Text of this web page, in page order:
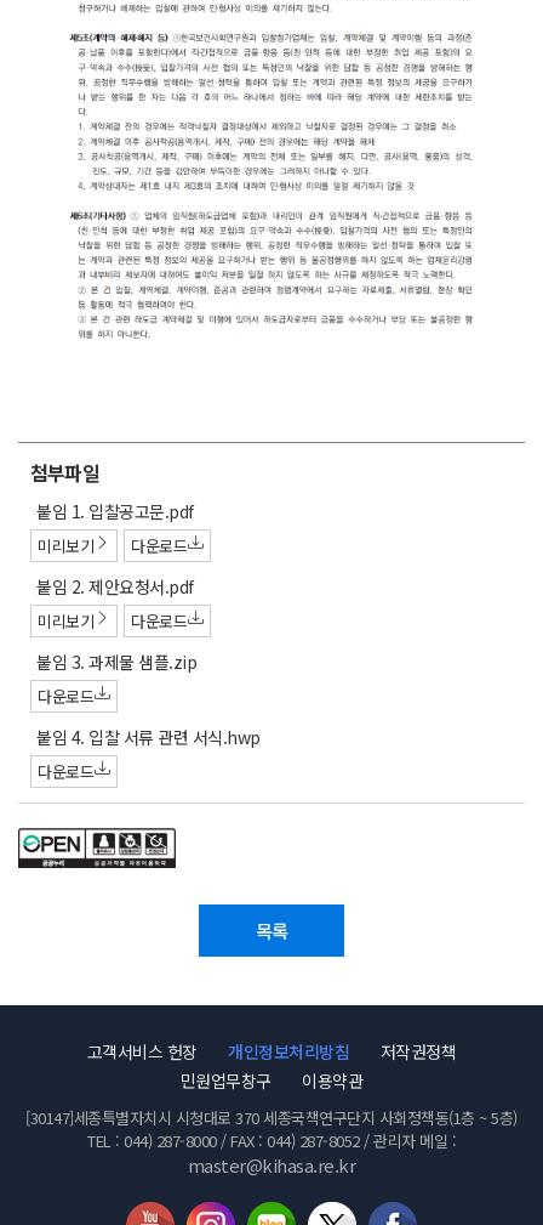
첨부파일
첨
부
파
일
붙임 1. 입찰공고문.pdf
미리보기 다운로드
첨
부
파
일
붙임 2. 제안요청서.pdf
미리보기 다운로드
첨
부
파
일
붙임 3. 과제물 샘플.zip
다운로드
첨
부
파
붙임 4. 입찰 서류 관련 서식.hwp
다운로드
목록
고객서비스 헌장 개인정보처리방침
저작권정책
민원업무창구
이용약관
[30147]세종특별자치시 시청대로 370 세종국책연구단지 사회정책동(1층 ~ 5층)
TEL : 044) 287-8000 / FAX : 044) 287-8052 / 관리자 메일 :
master@kihasa.re.kr